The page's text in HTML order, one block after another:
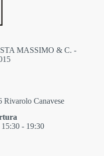
MASSIMO & C. -
Rivarolo Canavese
- 19:30